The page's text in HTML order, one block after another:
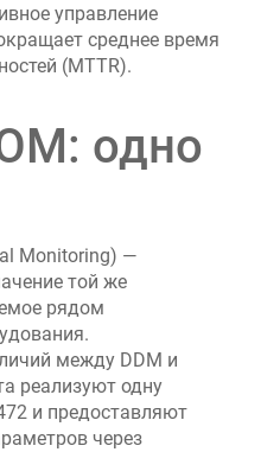
управление
среднее время
(MTTR).
одно
Monitoring) —
той же
рядом
между DDM и
реализуют одну
и предоставляют
через